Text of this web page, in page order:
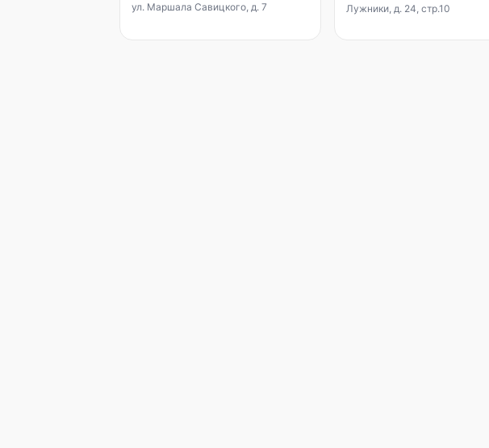
ул. Маршала Савицкого, д. 7 Лужники, д. 24, стр.10